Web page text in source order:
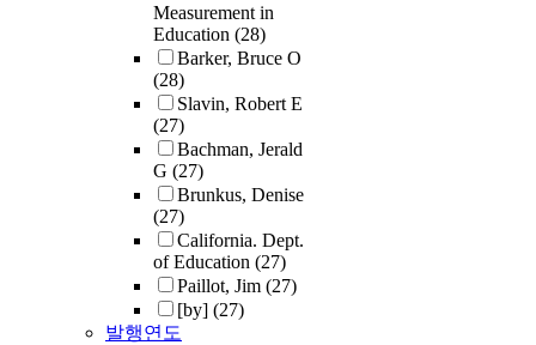
Measurement in
Education (28)
Barker, Bruce O
(28)
Slavin, Robert E
(27)
Bachman, Jerald
G (27)
Brunkus, Denise
(27)
California. Dept.
of Education (27)
Paillot, Jim (27)
[by] (27)
발행연도